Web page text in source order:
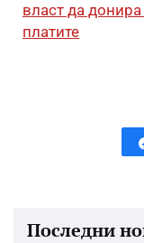
власт да
платите
Последни